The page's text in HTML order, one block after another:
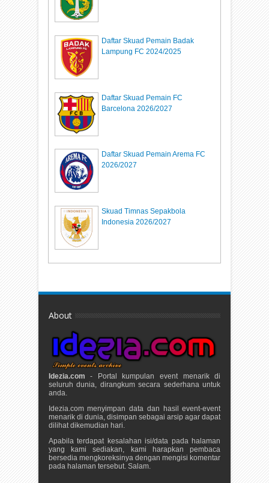
Daftar Skuad Pemain Badak
Lampung FC 2024/2025
Daftar Skuad Pemain FC
Barcelona 2026/2027
Daftar Skuad Pemain Arema FC
2026/2027
Skuad Timnas Sepakbola
Indonesia 2026/2027
About
Idezia.com - Portal kumpulan event menarik di
seluruh dunia, dirangkum secara sederhana untuk
anda.
Idezia.com menyimpan data dan hasil event-event
menarik di dunia, disimpan sebagai arsip agar dapat
dilihat dikemudian hari.
Apabila terdapat kesalahan isi/data pada halaman
yang kami sediakan, kami harapkan pembaca
bersedia mengkoreksinya dengan mengisi komentar
pada halaman tersebut. Salam.